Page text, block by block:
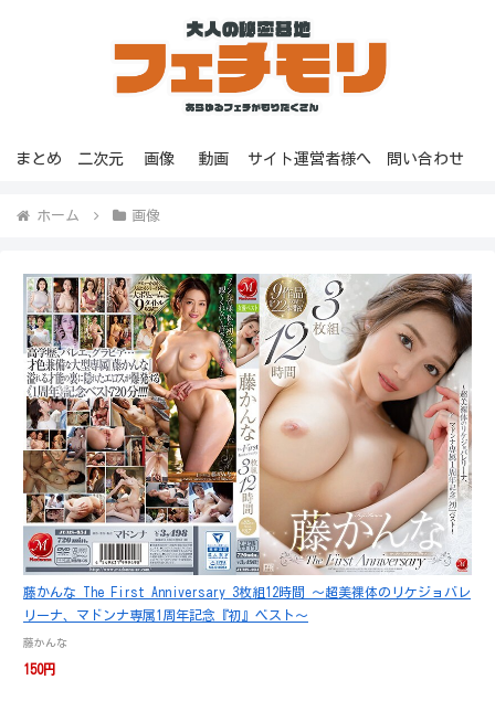
まとめ 二次元 画像 動画 サイト運営者様へ 問い合わせ
ホーム 画像
藤かんな The First Anniversary 3枚組12時間 ～超美裸体のリケジョバレ
リーナ、マドンナ専属1周年記念『初』ベスト～
藤かんな
150円